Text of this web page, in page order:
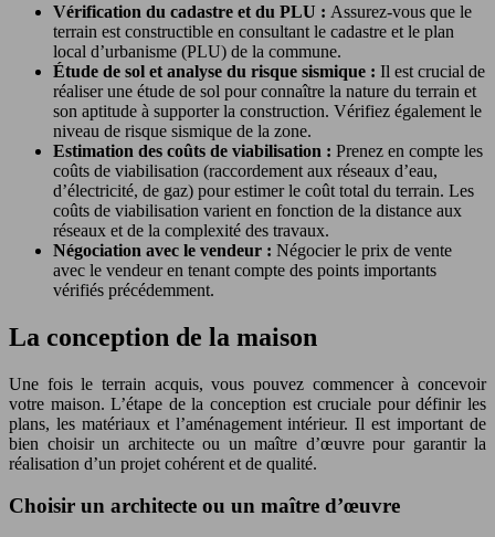
Vérification du cadastre et du PLU : Assurez-vous que le
terrain est constructible en consultant le cadastre et le plan
local d’urbanisme (PLU) de la commune.
Étude de sol et analyse du risque sismique : Il est crucial de
réaliser une étude de sol pour connaître la nature du terrain et
son aptitude à supporter la construction. Vérifiez également le
niveau de risque sismique de la zone.
Estimation des coûts de viabilisation : Prenez en compte les
coûts de viabilisation (raccordement aux réseaux d’eau,
d’électricité, de gaz) pour estimer le coût total du terrain. Les
coûts de viabilisation varient en fonction de la distance aux
réseaux et de la complexité des travaux.
Négociation avec le vendeur : Négocier le prix de vente
avec le vendeur en tenant compte des points importants
vérifiés précédemment.
La conception de la maison
Une fois le terrain acquis, vous pouvez commencer à concevoir
votre maison. L’étape de la conception est cruciale pour définir les
plans, les matériaux et l’aménagement intérieur. Il est important de
bien choisir un architecte ou un maître d’œuvre pour garantir la
réalisation d’un projet cohérent et de qualité.
Choisir un architecte ou un maître d’œuvre